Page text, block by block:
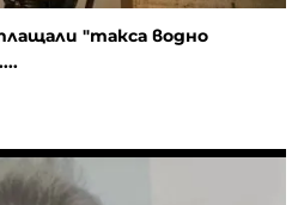
"такса водно